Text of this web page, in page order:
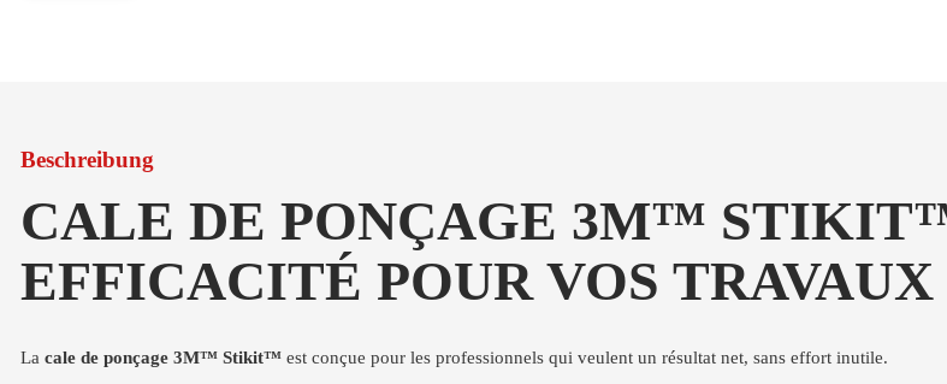
Beschreibung
CALE DE PONÇAGE 3M™
EFFICACITÉ POUR VOS
La cale de ponçage 3M™ Stikit™ est conçue pour les professionnels qui veulent un résultat net, sans effort inutile.